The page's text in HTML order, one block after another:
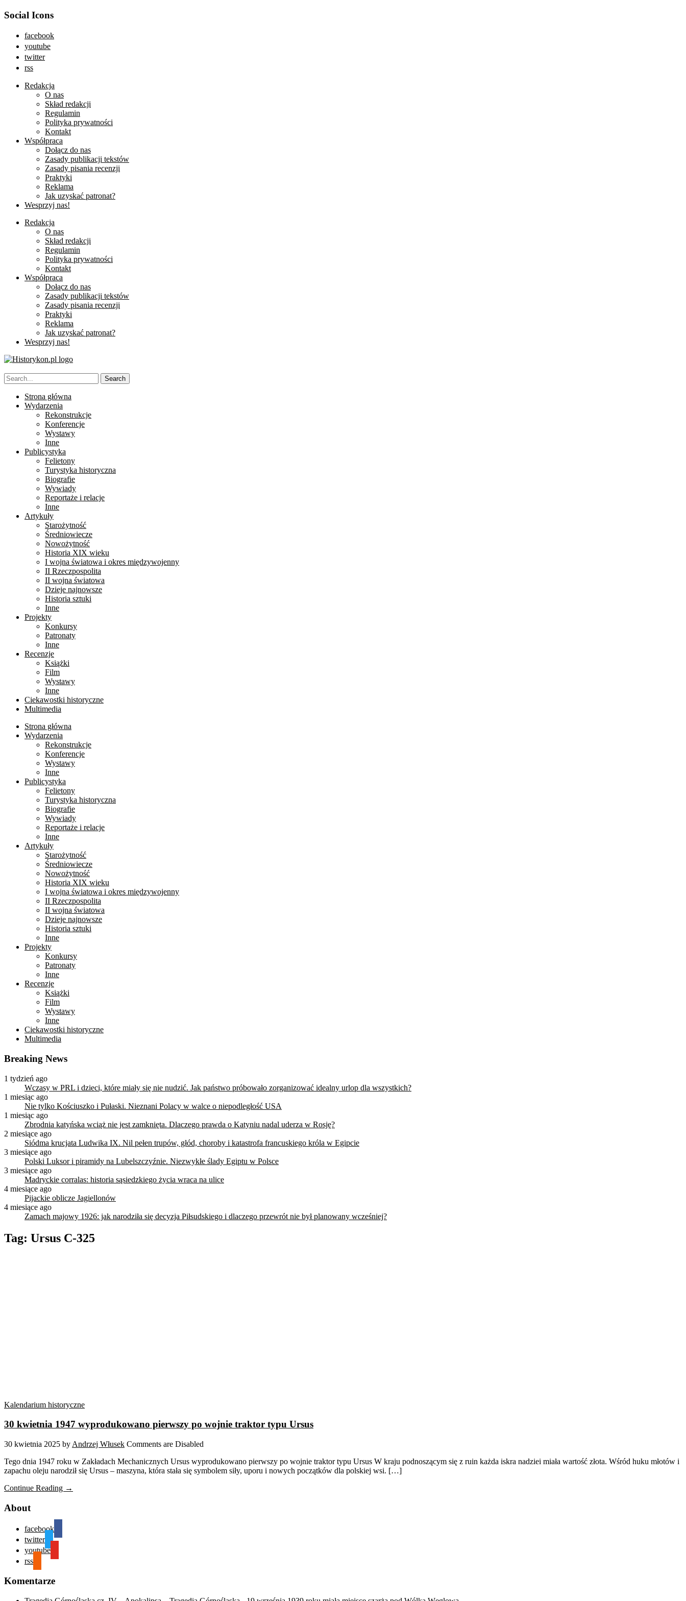
Social Icons
facebook
youtube
twitter
rss
Redakcja
O nas
Skład redakcji
Regulamin
Polityka prywatności
Kontakt
Współpraca
Dołącz do nas
Zasady publikacji tekstów
Zasady pisania recenzji
Praktyki
Reklama
Jak uzyskać patronat?
Wesprzyj nas!
Redakcja
O nas
Skład redakcji
Regulamin
Polityka prywatności
Kontakt
Współpraca
Dołącz do nas
Zasady publikacji tekstów
Zasady pisania recenzji
Praktyki
Reklama
Jak uzyskać patronat?
Wesprzyj nas!
Strona główna
Wydarzenia
Rekonstrukcje
Konferencje
Wystawy
Inne
Publicystyka
Felietony
Turystyka historyczna
Biografie
Wywiady
Reportaże i relacje
Inne
Artykuły
Starożytność
Średniowiecze
Nowożytność
Historia XIX wieku
I wojna światowa i okres międzywojenny
II Rzeczpospolita
II wojna światowa
Dzieje najnowsze
Historia sztuki
Inne
Projekty
Konkursy
Patronaty
Inne
Recenzje
Książki
Film
Wystawy
Inne
Ciekawostki historyczne
Multimedia
Strona główna
Wydarzenia
Rekonstrukcje
Konferencje
Wystawy
Inne
Publicystyka
Felietony
Turystyka historyczna
Biografie
Wywiady
Reportaże i relacje
Inne
Artykuły
Starożytność
Średniowiecze
Nowożytność
Historia XIX wieku
I wojna światowa i okres międzywojenny
II Rzeczpospolita
II wojna światowa
Dzieje najnowsze
Historia sztuki
Inne
Projekty
Konkursy
Patronaty
Inne
Recenzje
Książki
Film
Wystawy
Inne
Ciekawostki historyczne
Multimedia
Breaking News
1 tydzień ago
Wczasy w PRL i dzieci, które miały się nie nudzić. Jak państwo próbowało zorganizować idealny urlop dla wszystkich?
1 miesiąc ago
Nie tylko Kościuszko i Pułaski. Nieznani Polacy w walce o niepodległość USA
1 miesiąc ago
Zbrodnia katyńska wciąż nie jest zamknięta. Dlaczego prawda o Katyniu nadal uderza w Rosję?
2 miesiące ago
Siódma krucjata Ludwika IX. Nil pełen trupów, głód, choroby i katastrofa francuskiego króla w Egipcie
3 miesiące ago
Polski Luksor i piramidy na Lubelszczyźnie. Niezwykłe ślady Egiptu w Polsce
3 miesiące ago
Madryckie corralas: historia sąsiedzkiego życia wraca na ulice
4 miesiące ago
Pijackie oblicze Jagiellonów
4 miesiące ago
Zamach majowy 1926: jak narodziła się decyzja Piłsudskiego i dlaczego przewrót nie był planowany wcześniej?
Tag: Ursus C-325
Kalendarium historyczne
30 kwietnia 1947 wyprodukowano pierwszy po wojnie traktor typu Ursus
30 kwietnia 2025 by Andrzej Włusek Comments are Disabled
Tego dnia 1947 roku w Zakładach Mechanicznych Ursus wyprodukowano pierwszy po wojnie traktor typu Ursus W kraju podnoszącym się z ruin każda iskra nadziei miała wartość złota. Wśród huku młotów i
zapachu oleju narodził się Ursus – maszyna, która stała się symbolem siły, uporu i nowych początków dla polskiej wsi. […]
Continue Reading →
About
facebook
twitter
youtube
rss
Komentarze